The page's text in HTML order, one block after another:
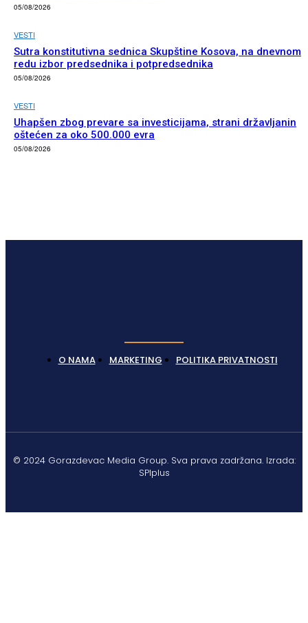
05/08/2026
VESTI
Sutra konstitutivna sednica Skupštine Kosova, na dnevnom
redu izbor predsednika i potpredsednika
05/08/2026
VESTI
Uhapšen zbog prevare sa investicijama, strani državljanin
oštećen za oko 500.000 evra
05/08/2026
O NAMA MARKETING POLITIKA PRIVATNOSTI
© 2024 Gorazdevac Media Group. Sva prava zadržana. Izrada:
SPIplus